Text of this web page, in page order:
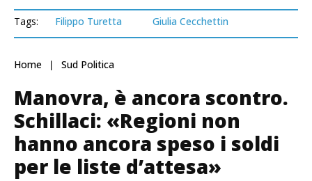
Tags: Filippo Turetta Giulia Cecchettin
Home Sud Politica
Manovra, è ancora scontro.
Schillaci: «Regioni non
hanno ancora speso i soldi
per le liste d’attesa»